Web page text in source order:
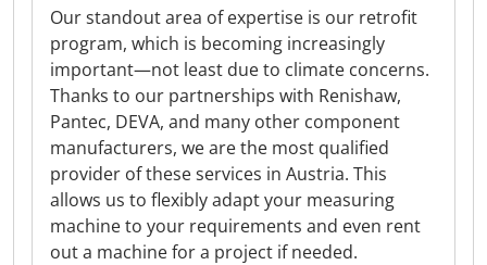
Our standout area of expertise is our retrofit
program, which is becoming increasingly
important—not least due to climate concerns.
Thanks to our partnerships with Renishaw,
Pantec, DEVA, and many other component
manufacturers, we are the most qualified
provider of these services in Austria. This
allows us to flexibly adapt your measuring
machine to your requirements and even rent
out a machine for a project if needed.